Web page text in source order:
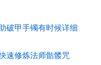
破甲手镯有时候详细
速修炼法师骷髅咒